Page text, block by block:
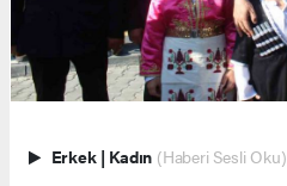
Erkek | Kadın (Haberi Sesli Oku)